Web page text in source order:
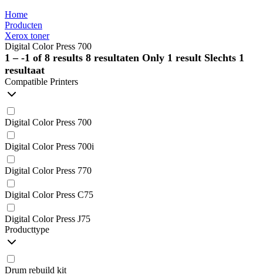
Home
Producten
Xerox toner
Digital Color Press 700
1 – -1 of 8 results 8 resultaten Only 1 result Slechts 1
resultaat
Compatible Printers
Digital Color Press 700
Digital Color Press 700i
Digital Color Press 770
Digital Color Press C75
Digital Color Press J75
Producttype
Drum rebuild kit